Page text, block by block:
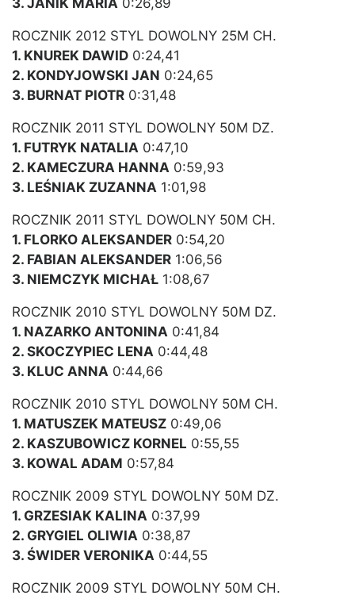
3. JANIK MARIA 0:26,89
ROCZNIK 2012 STYL DOWOLNY 25M CH.
1. KNUREK DAWID 0:24,41
2. KONDYJOWSKI JAN 0:24,65
3. BURNAT PIOTR 0:31,48
ROCZNIK 2011 STYL DOWOLNY 50M DZ.
1. FUTRYK NATALIA 0:47,10
2. KAMECZURA HANNA 0:59,93
3. LEŚNIAK ZUZANNA 1:01,98
ROCZNIK 2011 STYL DOWOLNY 50M CH.
1. FLORKO ALEKSANDER 0:54,20
2. FABIAN ALEKSANDER 1:06,56
3. NIEMCZYK MICHAŁ 1:08,67
ROCZNIK 2010 STYL DOWOLNY 50M DZ.
1. NAZARKO ANTONINA 0:41,84
2. SKOCZYPIEC LENA 0:44,48
3. KLUC ANNA 0:44,66
ROCZNIK 2010 STYL DOWOLNY 50M CH.
1. MATUSZEK MATEUSZ 0:49,06
2. KASZUBOWICZ KORNEL 0:55,55
3. KOWAL ADAM 0:57,84
ROCZNIK 2009 STYL DOWOLNY 50M DZ.
1. GRZESIAK KALINA 0:37,99
2. GRYGIEL OLIWIA 0:38,87
3. ŚWIDER VERONIKA 0:44,55
ROCZNIK 2009 STYL DOWOLNY 50M CH.